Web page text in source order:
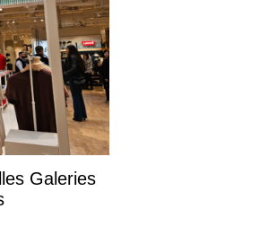
Galeries